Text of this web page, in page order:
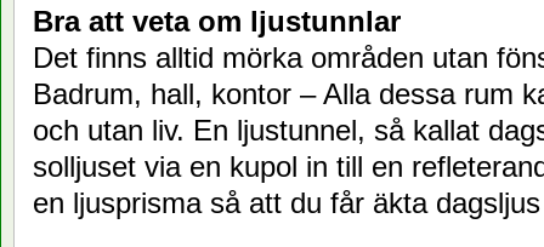
Bra att veta om ljustunnlar
Det finns alltid mörka områden utan
Badrum, hall, kontor – Alla dessa rum
och utan liv. En ljustunnel, så kallat
solljuset via en kupol in till en
en ljusprisma så att du får äkta